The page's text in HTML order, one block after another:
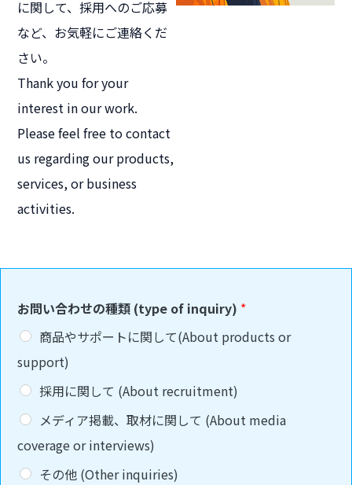
に関して、採用へのご応募
など、お気軽にご連絡くだ
さい。
Thank you for your
interest in our work.
Please feel free to contact
us regarding our products,
services, or business
activities.
お問い合わせの種類 (type of inquiry) *
商品やサポートに関して(About products or
support)
採用に関して (About recruitment)
メディア掲載、取材に関して (About media
coverage or interviews)
その他 (Other inquiries)